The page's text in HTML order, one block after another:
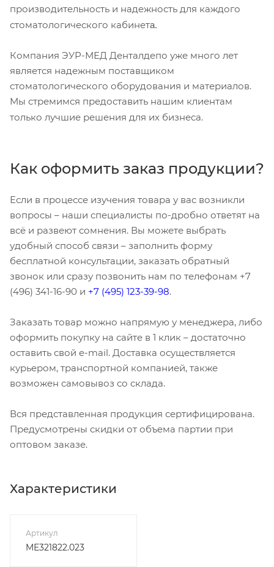
производительность и надежность для каждого
стоматологического кабинета.
Компания ЭУР-МЕД Денталдепо уже много лет
является надежным поставщиком
стоматологического оборудования и материалов.
Мы стремимся предоставить нашим клиентам
только лучшие решения для их бизнеса.
Как оформить заказ продукции?
Если в процессе изучения товара у вас возникли
вопросы – наши специалисты по-дробно ответят на
всё и развеют сомнения. Вы можете выбрать
удобный способ связи – заполнить форму
бесплатной консультации, заказать обратный
звонок или сразу позвонить нам по телефонам +7
(496) 341-16-90 и +7 (495) 123-39-98.
Заказать товар можно напрямую у менеджера, либо
оформить покупку на сайте в 1 клик – достаточно
оставить свой e-mail. Доставка осуществляется
курьером, транспортной компанией, также
возможен самовывоз со склада.
Вся представленная продукция сертифицирована.
Предусмотрены скидки от объема партии при
оптовом заказе.
Характеристики
Артикул
ME321822.023